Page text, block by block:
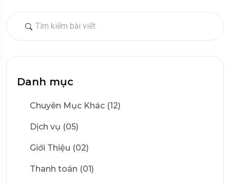
Danh mục
Chuyên Mục Khác (12)
Dịch vụ (05)
Giới Thiệu (02)
Thanh toán (01)